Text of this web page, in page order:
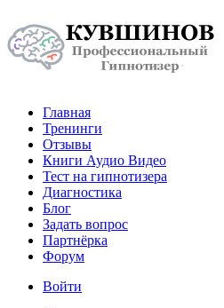
Главная
Тренинги
Отзывы
Книги Аудио Видео
Тест на гипнотизера
Диагностика
Блог
Задать вопрос
Партнёрка
Форум
Войти